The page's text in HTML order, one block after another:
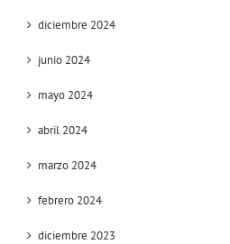
diciembre 2024
junio 2024
mayo 2024
abril 2024
marzo 2024
febrero 2024
diciembre 2023